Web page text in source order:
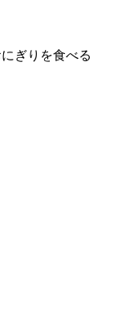
ぎりを食べる